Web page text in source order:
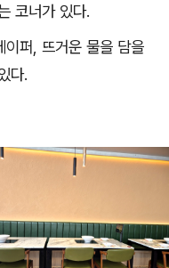
코너가 있다.
이퍼, 뜨거운 물을 담을
다.